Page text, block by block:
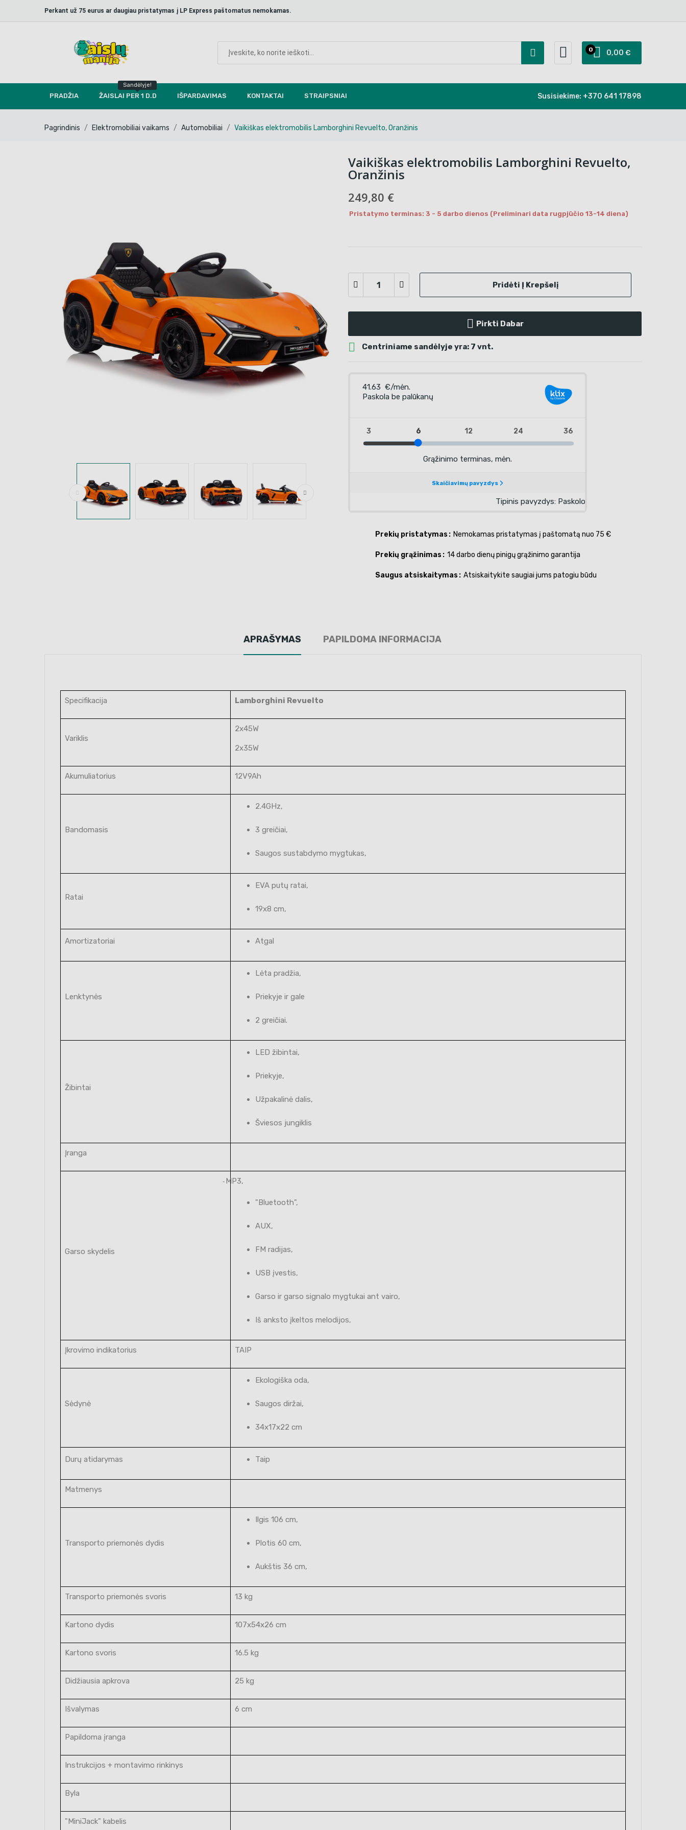
Perkant už 75 eurus ar daugiau pristatymas į LP Express paštomatus nemokamas.
0,00 €
0
PRADŽIA ŽAISLAI PER 1 D.D
Sandėlyje!
IŠPARDAVIMAS KONTAKTAI STRAIPSNIAI Susisiekime: +370 641 17898
Pagrindinis Elektromobiliai vaikams Automobiliai Vaikiškas elektromobilis Lamborghini Revuelto, Oranžinis
Vaikiškas elektromobilis Lamborghini Revuelto,
Oranžinis
249,80 €
Pristatymo terminas: 3 - 5 darbo dienos (Preliminari data rugpjūčio 13-14 diena)
Pridėti Į Krepšelį
Pirkti Dabar
 Centriniame sandėlyje yra: 7 vnt.
Prekių pristatymas Nemokamas pristatymas į paštomatą nuo 75 €
Prekių grąžinimas 14 darbo dienų pinigų grąžinimo garantija
Saugus atsiskaitymas Atsiskaitykite saugiai jums patogiu būdu
APRAŠYMAS PAPILDOMA INFORMACIJA
Specifikacija Lamborghini Revuelto
Variklis
2x45W
2x35W
Akumuliatorius 12V9Ah
Bandomasis
2.4GHz,
3 greičiai,
Saugos sustabdymo mygtukas,
Ratai
EVA putų ratai,
19x8 cm,
Amortizatoriai Atgal
Lenktynės
Lėta pradžia,
Priekyje ir gale
2 greičiai.
Žibintai
LED žibintai,
Priekyje,
Užpakalinė dalis,
Šviesos jungiklis
Įranga
Garso skydelis
- MP3,
"Bluetooth",
AUX,
FM radijas,
USB įvestis,
Garso ir garso signalo mygtukai ant vairo,
Iš anksto įkeltos melodijos,
Įkrovimo indikatorius TAIP
Sėdynė
Ekologiška oda,
Saugos diržai,
34x17x22 cm
Durų atidarymas Taip
Matmenys
Transporto priemonės dydis
Ilgis 106 cm,
Plotis 60 cm,
Aukštis 36 cm,
Transporto priemonės svoris 13 kg
Kartono dydis 107x54x26 cm
Kartono svoris 16.5 kg
Didžiausia apkrova 25 kg
Išvalymas 6 cm
Papildoma įranga
Instrukcijos + montavimo rinkinys
Byla
"MiniJack" kabelis